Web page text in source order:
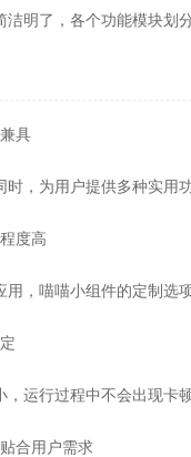
洁明了，各个功能模块划
具
时，为用户提供多种实用
度高
用，喵喵小组件的定制选
，运行过程中不会出现卡
合用户需求